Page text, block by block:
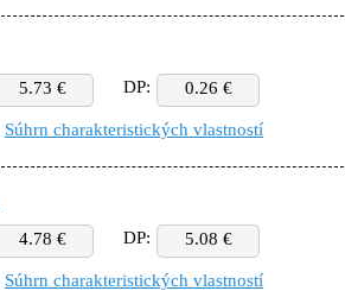
5.73 € DP: 0.26 €
Súhrn charakteristických vlastností
4.78 € DP: 5.08 €
Súhrn charakteristických vlastností